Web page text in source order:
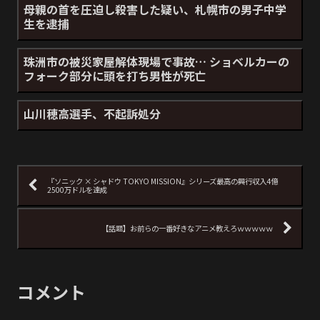
母親の首を圧迫し殺害した疑い、札幌市の男子中学
生を逮捕
珠洲市の被災家屋解体現場で事故… ショベルカーの
フォーク部分に頭を打ち男性が死亡
山川穂高選手、不起訴処分
『ソニック × シャドウ TOKYO MISSION』シリーズ最高の興行収入4億
2500万ドルを達成
【話題】お前らの一番好きなアニメ教えろｗｗｗｗｗ
コメント